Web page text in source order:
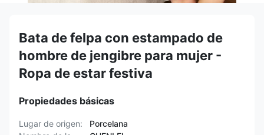
Bata de felpa con estampado de
hombre de jengibre para mujer -
Ropa de estar festiva
Propiedades básicas
Lugar de origen:
Porcelana